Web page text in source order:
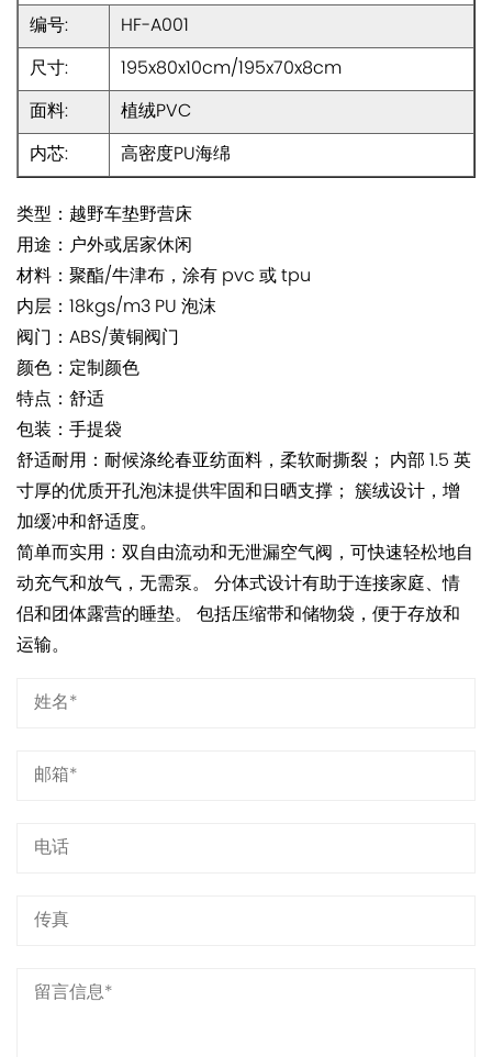
编号:
HF-A001
尺寸:
195x80x10cm/195x70x8cm
面料:
植绒PVC
内芯:
高密度PU海绵
类型：越野车垫野营床
用途：户外或居家休闲
材料：聚酯/牛津布，涂有 pvc 或 tpu
内层：18kgs/m3 PU 泡沫
阀门：ABS/黄铜阀门
颜色：定制颜色
特点：舒适
包装：手提袋
舒适耐用：耐候涤纶春亚纺面料，柔软耐撕裂； 内部 1.5 英
寸厚的优质开孔泡沫提供牢固和日晒支撑； 簇绒设计，增
加缓冲和舒适度。
简单而实用：双自由流动和无泄漏空气阀，可快速轻松地自
动充气和放气，无需泵。 分体式设计有助于连接家庭、情
侣和团体露营的睡垫。 包括压缩带和储物袋，便于存放和
运输。